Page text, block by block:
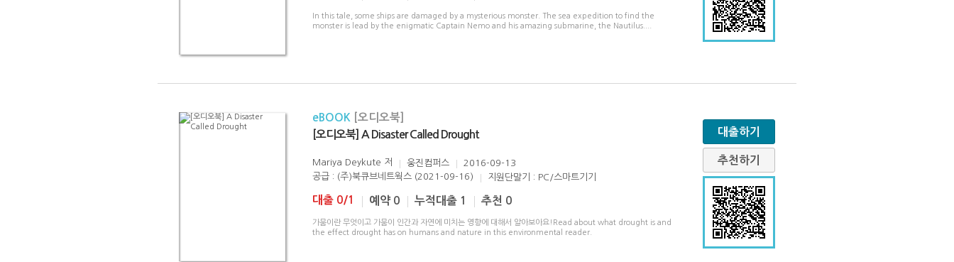
In this tale, some ships are damaged by a mysterious monster. The sea expedition to find the
monster is lead by the enigmatic Captain Nemo and his amazing submarine, the Nautilus.
eBOOK
[오디오북]
[오디오북] A Disaster Called Drought
Mariya Deykute 저 웅진컴퍼스
2016-09-13
공급 : (주)북큐브네트웍스 (2021-09-16)
지원단말기 : PC/스마트기기
대출 0/1 예약 0 누적대출 1 추천 0
가뭄이란 무엇이고 가뭄이 인간과 자연에 미치는 영향에 대해서 알아보아요!Read about what drought is and
the effect drought has on humans and nature in this environmental reader.
대출하기
추천하기